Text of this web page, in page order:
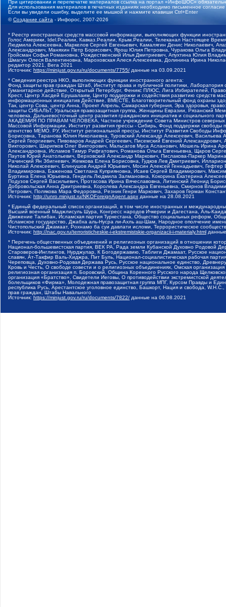
При цитировании и перепечатке материалов ссылка на портал «ИнфоШОС»
Для использования материалов в печатных изданиях необходимо письменное
Если вы увидели ошибку, выделите ее мышкой и нажмите клавиши Ctrl+Enter
©Создание сайта - Инфорос, 2007-2026
* Реестр иностранных средств массовой информации, выполняющих функции
Голос Америки, Idel.Реалии, Кавказ.Реалии, Крым.Реалии, Телеканал Настоящее
Людмила Алексеевна, Маркелов Сергей Евгеньевич, Камалягин Денис Николаевич,
Александрович, Маняхин Петр Борисович, Ярош Юлия Петровна, Чуракова Ольга
Гройсман Софья Романовна, Рождественский Илья Дмитриевич, Апухтина Юлия
Шмагун Олеся Валентиновна, Мароховская Алеся Алексеевна, Долинина Ирина
редактор 2021, Вега 2021
Источник: https://minjust.gov.ru/ru/documents/7755/ данные на 03.09.2021
* Сведения реестра НКО, выполняющих функции иностранного агента:
Фонд защиты прав граждан Штаб, Институт права и публичной политики,
Гуманитарное действие, Открытый Петербург, Феникс ПЛЮС, Лига Избирателей,
Крест, Центр Хасдей Ерушалаим, Центр поддержки и содействия развитию средств
информационных инициатив Действие, ВМЕСТЕ, Благотворительный фонд охраны
Так, центр Сова, центр Анна, Проект Апрель, Самарская губерния, Эра здоровья,
защиты СИБАЛЬТ, Уральская правозащитная группа, Женщины Евразии, Рязанский
человека, Дальневосточный центр развития гражданских инициатив и социального
АКАДЕМИЯ ПО ПРАВАМ ЧЕЛОВЕКА, Частное учреждение Совета Министров северных
Массовой Информации, Институт развития прессы - Сибирь, Фонд поддержки
агентство МЕМО. РУ, Институт региональной прессы, Институт Развития Свободы
Борисовна, Таранова Юлия Николаевна, Туровский Александр Алексеевич,
Сергей Георгиевич, Пивоваров Андрей Сергеевич, Писемский Евгений
Викторович, Шарипков Олег Викторович, Мальсагов Муса Асланович, Мошель Ирина
Александровна, Исламов Тимур Рифгатович, Романова Ольга Евгеньевна, Щаров
Паутов Юрий Анатольевич, Верховский Александр Маркович, Пислакова-Паркер
Рачинский Ян Збигневич, Жемкова Елена Борисовна, Гудков Лев Дмитриевич,
Николай Алексеевич, Блинушов Андрей Юрьевич, Мосин Алексей Геннадьевич,
Владимировна, Баженова Светлана Куприяновна, Исаев Сергей Владимирович,
Буртина Елена Юрьевна, Гендель Людмила Залмановна, Кокорина Екатерина
Подузов Сергей Васильевич, Протасова Ирина Вячеславовна, Литинский Леонид
Добровольская Анна Дмитриевна, Королева Александра Евгеньевна, Смирнов
Петрович, Полякова Мара Федоровна, Резник Генри Маркович, Захаров Герман
Источник: http://unro.minjust.ru/NKOForeignAgent.aspx данные на 28.08.2021
* Единый федеральный список организаций, в том числе иностранных и
Высший военный Маджлисуль Шура, Конгресс народов Ичкерии и Дагестана, Аль-
Движение Талибан, Исламская партия Туркестана, Общество социальных реформ,
Исламское государство, Джабха аль-Нусра ли-Ахль аш-Шам, Народное ополчение
Чистопольский Джамаат, Рохнамо ба суи давлати исломи, Террористическое
Источник: http://nac.gov.ru/terroristicheskie-i-ekstremistskie-organizacii-i-materialy.html
* Перечень общественных объединений и религиозных организаций в отношении
Национал-большевистская партия, ВЕК РА, Рада земли Кубанской Духовно Родовой
Староверов-Инглингов, Нурджулар, К Богодержавию, Таблиги Джамаат, Русское
славян, Ат-Такфир Валь-Хиджра, Пит Буль, Национал-социалистическая рабочая
Череповца, Духовно-Родовая Держава Русь, Русское национальное единство,
Кровь и Честь, О свободе совести и о религиозных объединениях, Омская
религиозная организация п. Боровский, Община Коренного Русского народа
организация «Братство», Свидетели Иеговы, О противодействии экстремистской
болельщиков «Фирма», Молодежная правозащитная группа МПГ, Курсом Правды и
республика Русь, Арестантское уголовное единство, Башкорт, Нация и свобода,
прав граждан, Штабы Навального
Источник: https://minjust.gov.ru/ru/documents/7822/ данные на 06.08.2021